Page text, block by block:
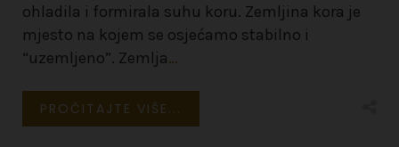
ohladila i formirala suhu koru. Zemljina kora je
mjesto na kojem se osjećamo stabilno i
“uzemljeno”. Zemlja…
PROČITAJTE VIŠE...